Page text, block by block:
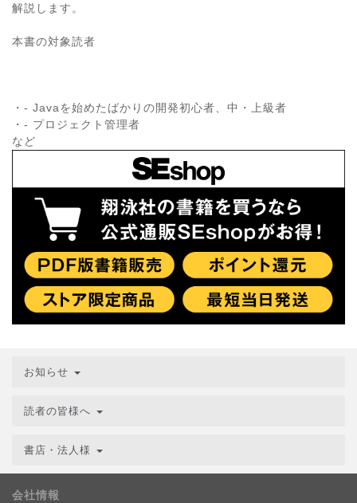
解説します。
本書の対象読者
・- Javaを始めたばかりの開発初心者、中・上級者
・- プロジェクト管理者
など
お知らせ
読者の皆様へ
書店・法人様
会社情報